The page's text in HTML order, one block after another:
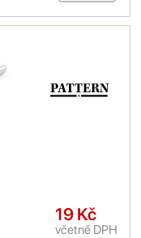
19 Kč
včetně DPH